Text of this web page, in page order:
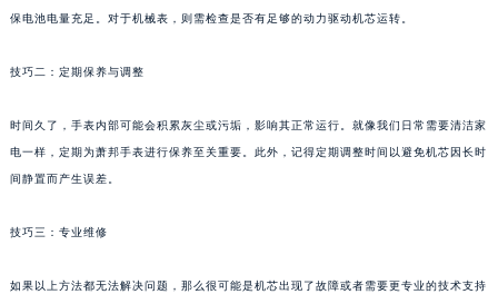
保电池电量充足。对于机械表，则需检查是否有足够的动力驱动机芯运转。
技巧二：定期保养与调整
时间久了，手表内部可能会积累灰尘或污垢，影响其正常运行。就像我们日常需要清洁家
电一样，定期为萧邦手表进行保养至关重要。此外，记得定期调整时间以避免机芯因长时
间静置而产生误差。
技巧三：专业维修
如果以上方法都无法解决问题，那么很可能是机芯出现了故障或者需要更专业的技术支持